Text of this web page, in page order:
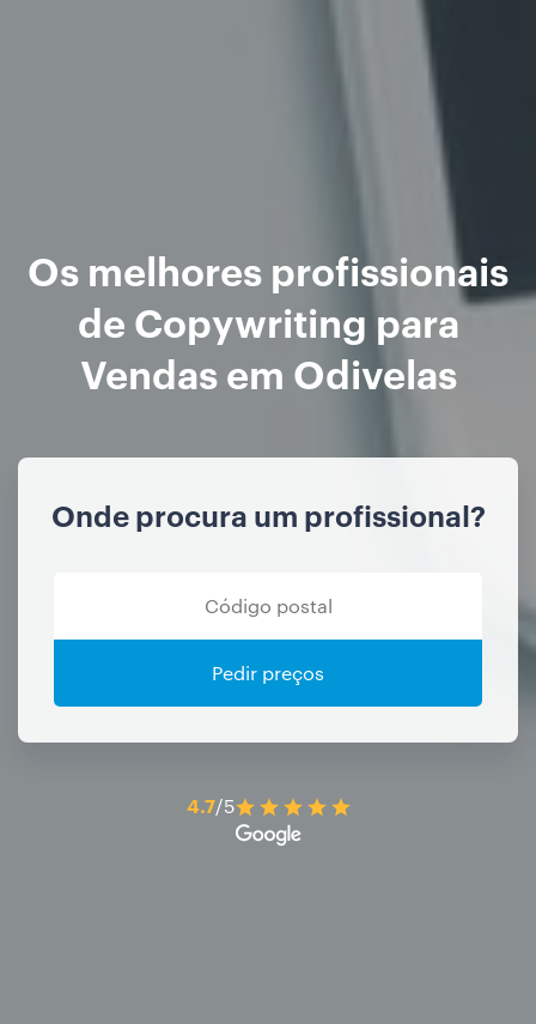
Os melhores profissionais
de Copywriting para
Vendas em Odivelas
Onde procura um profissional?
Pedir preços
4.7/5